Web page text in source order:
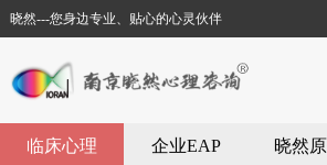
晓然---您身边专业、贴心的心灵伙伴
临床心理 企业EAP 晓然